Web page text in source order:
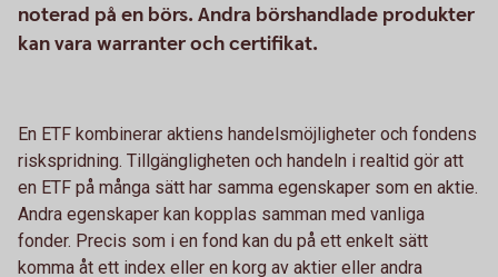
noterad på en börs. Andra börshandlade produkter
kan vara warranter och certifikat.
En ETF kombinerar aktiens handelsmöjligheter och fondens
riskspridning. Tillgängligheten och handeln i realtid gör att
en ETF på många sätt har samma egenskaper som en aktie.
Andra egenskaper kan kopplas samman med vanliga
fonder. Precis som i en fond kan du på ett enkelt sätt
komma åt ett index eller en korg av aktier eller andra